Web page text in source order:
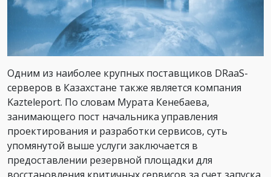
Одним из наиболее крупных поставщиков DRaaS-
серверов в Казахстане также является компания
Kazteleport. По словам Мурата Кенебаева,
занимающего пост начальника управления
проектирования и разработки сервисов, суть
упомянутой выше услуги заключается в
предоставлении резервной площадки для
восстановления критичных сервисов за счет запуска